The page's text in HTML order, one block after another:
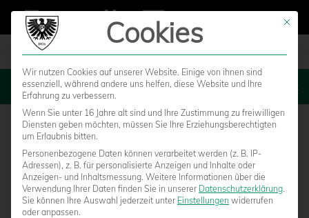
MENU
SC Westfalen Kinderhaus – SC
Preußen Münster
Mit
Cookies
Wir nutzen Cookies auf unserer Website. Einige von ihnen sind
essenziell, während andere uns helfen, diese Website und Ihre
Erfahrung zu verbessern.
Wenn Sie unter 16 Jahre alt sind und Ihre Zustimmung zu freiwilligen
Diensten geben möchten, müssen Sie Ihre Erziehungsberechtigten
um Erlaubnis bitten.
Personenbezogene Daten können verarbeitet werden (z. B. IP-
Adressen), z. B. für personalisierte Anzeigen und Inhalte oder
Anzeigen- und Inhaltsmessung. Weitere Informationen über die
Verwendung Ihrer Daten finden Sie in unserer Datenschutzerklärung.
Sie können Ihre Auswahl jederzeit unter Einstellungen widerrufen
oder anpassen.